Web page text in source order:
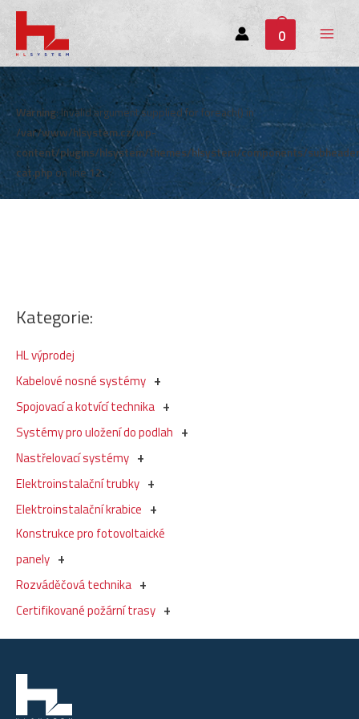
0
Main
Menu
Kategorie:
HL výprodej
Kabelové nosné systémy
Spojovací a kotvící technika
Systémy pro uložení do podlah
Nastřelovací systémy
Elektroinstalační trubky
Elektroinstalační krabice
Konstrukce pro fotovoltaické
panely
Rozváděčová technika
Certifikované požární trasy
Warning: Invalid argument supplied for foreach() in
/var/www/hlsystem.cz/wp-
content/plugins/hlsystem/themes/hlsystem/components/
cat.phpon line12